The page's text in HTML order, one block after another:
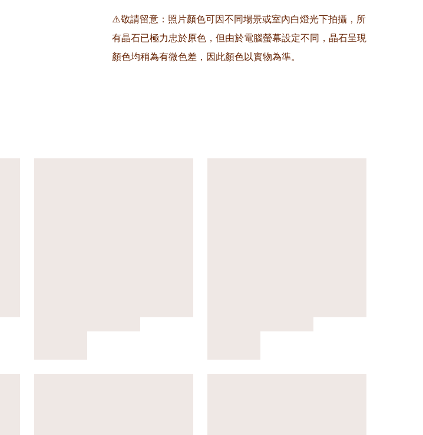
⚠️敬請留意：照片顏色可因不同場景或室內白燈光下拍攝，所
有晶石已極力忠於原色，但由於電腦螢幕設定不同，晶石呈現
顏色均稍為有微色差，因此顏色以實物為準。